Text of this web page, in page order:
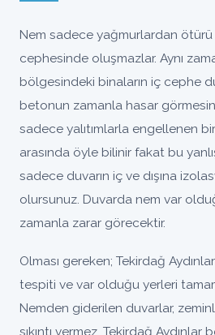
Nem sadece yağmurlardan ötürü
cephesinde oluşmazlar. Aynı
bölgesindeki binaların iç cephe
betonun zamanla hasar
sadece yalıtımlarla engellenen
arasında öyle bilinir fakat bu
sadece duvarın iç ve dışına
olursunuz. Duvarda nem var
zamanla zarar görecektir.
Olması gereken; Tekirdağ
tespiti ve var olduğu yerleri
Nemden giderilen duvarlar,
sıkıntı vermez, Tekirdağ Aydınlar